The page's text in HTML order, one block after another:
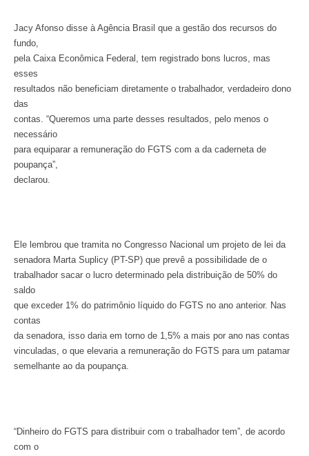
Jacy Afonso disse à Agência Brasil que a gestão dos recursos do
fundo,
pela Caixa Econômica Federal, tem registrado bons lucros, mas
esses
resultados não beneficiam diretamente o trabalhador, verdadeiro dono
das
contas. “Queremos uma parte desses resultados, pelo menos o
necessário
para equiparar a remuneração do FGTS com a da caderneta de
poupança”,
declarou.
Ele lembrou que tramita no Congresso Nacional um projeto de lei da
senadora Marta Suplicy (PT-SP) que prevê a possibilidade de o
trabalhador sacar o lucro determinado pela distribuição de 50% do
saldo
que exceder 1% do patrimônio líquido do FGTS no ano anterior. Nas
contas
da senadora, isso daria em torno de 1,5% a mais por ano nas contas
vinculadas, o que elevaria a remuneração do FGTS para um patamar
semelhante ao da poupança.
“Dinheiro do FGTS para distribuir com o trabalhador tem”, de acordo
com o